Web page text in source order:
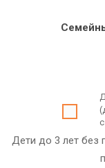
Дети до 3 лет без